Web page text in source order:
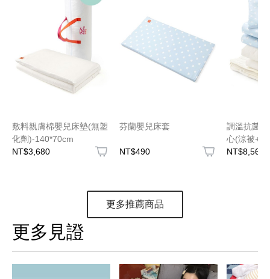
敷料親膚棉嬰兒床墊(無塑
化劑)-140*70cm
NT$3,680
芬蘭嬰兒床套
NT$490
調溫抗菌
心(涼被+
NT$8,560
更多推薦商品
更多見證